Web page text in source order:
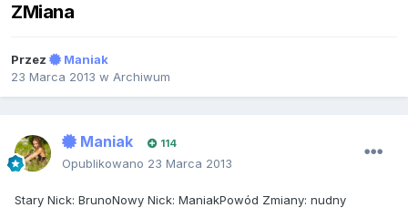
ZMiana
Przez
Maniak
23 Marca 2013 w Archiwum
Maniak 114
Opublikowano 23 Marca 2013
Stary Nick: BrunoNowy Nick: ManiakPowód Zmiany: nudny